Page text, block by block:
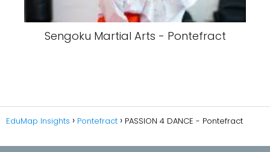
Sengoku Martial Arts - Pontefract
EduMap Insights Pontefract PASSION 4 DANCE - Pontefract